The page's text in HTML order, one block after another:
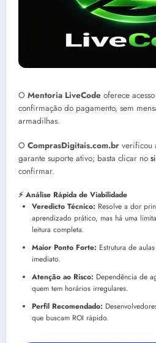
O Mentoria LiveCode oferece
confirmação do pagamento, sem
armadilhas.
O ComprasDigitais.com.br verificou
garante suporte ativo; basta clicar no
confirmar.
⚡ Análise Rápida de Viabilidade
Veredicto Técnico: Resolve a dor
aprendizado prático, mas há uma
leitura completa.
Maior Ponto Forte: Estrutura de
imediato.
Atenção ao Risco: Dependência de
quem tem horários irregulares.
Perfil Recomendado:
que buscam ROI rápido.